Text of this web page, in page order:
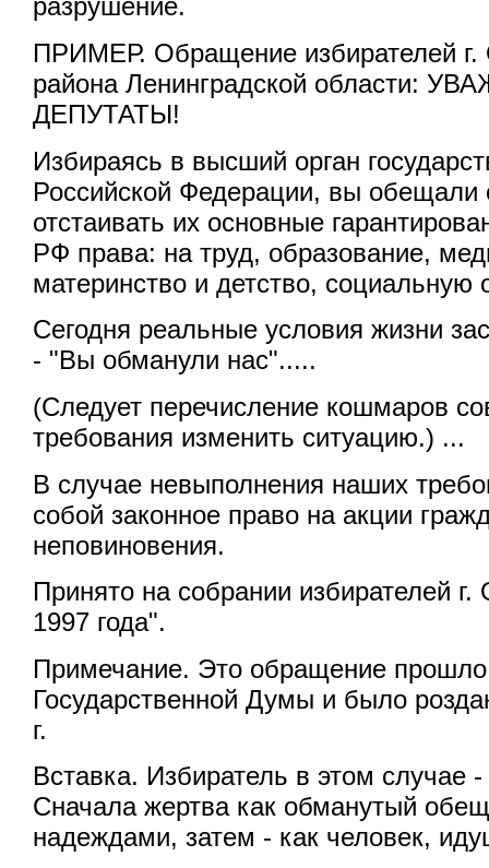
разрушение.
ПРИМЕР. Обращение избирателей г.
района Ленинградской области:
ДЕПУТАТЫ!
Избираясь в высший орган
Российской Федерации, вы обещали
отстаивать их основные
РФ права: на труд, образование,
материнство и детство, социальную
Сегодня реальные условия жизни
- "Вы обманули нас".....
(Следует перечисление кошмаров
требования изменить ситуацию.) ...
В случае невыполнения наших
собой законное право на акции
неповиновения.
Принято на собрании избирателей
1997 года".
Примечание. Это обращение прошло
Государственной Думы и было
г.
Вставка. Избиратель в этом случае
Сначала жертва как обманутый
надеждами, затем - как человек,